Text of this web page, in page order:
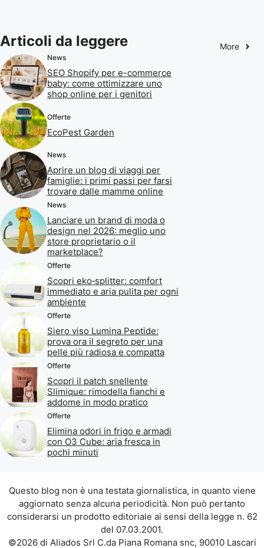
Articoli da leggere More
News
SEO Shopify per e-commerce
baby: come ottimizzare uno
shop online per i genitori
Offerte
EcoPest Garden
News
Aprire un blog di viaggi per
famiglie: i primi passi per farsi
trovare dalle mamme online
News
Lanciare un brand di moda o
design nel 2026: meglio uno
store proprietario o il
marketplace?
Offerte
Scopri eko‑splitter: comfort
immediato e aria pulita per ogni
ambiente
Offerte
Siero viso Lumina Peptide:
prova ora il segreto per una
pelle più radiosa e compatta
Offerte
Scopri il patch snellente
Slimique: rimodella fianchi e
addome in modo pratico
Offerte
Elimina odori in frigo e armadi
con O3 Cube: aria fresca in
pochi minuti
Questo blog non è una testata giornalistica, in quanto viene
aggiornato senza alcuna periodicità. Non può pertanto
considerarsi un prodotto editoriale ai sensi della legge n. 62
del 07.03.2001.
©2026 di Aliados Srl C.da Piana Romana snc, 90010 Lascari